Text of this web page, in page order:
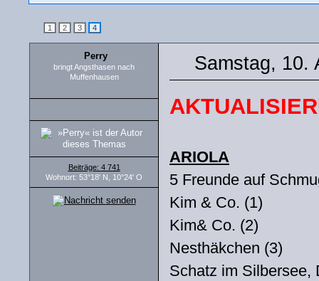
1 2 3 4
Perry
bringt Angsthasen nach
Muffenhausen
Beiträge: 4 741
Wohnort: 53°18' N, 10°24' O
Samstag, 10.
ARIOLA
5 Freunde auf
Kim & Co. (1)
Kim& Co. (2)
Nesthäkchen (3)
Schatz im Silbersee,